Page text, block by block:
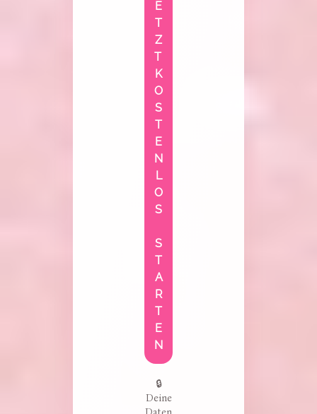
E
T
Z
T
K
O
S
T
E
N
L
O
S
S
T
A
R
T
E
N
🔒
Deine